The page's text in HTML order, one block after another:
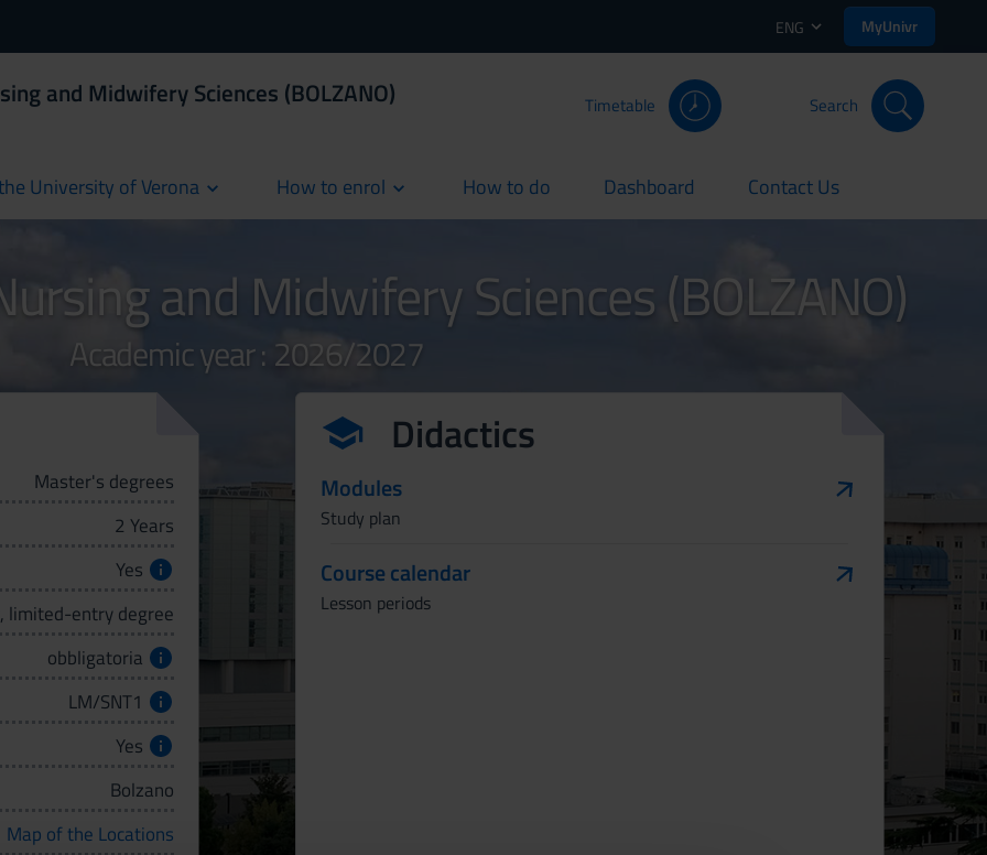
ENG MyUnivr
and Midwifery Sciences (BOLZANO) Timetable Search
University of Verona How to enrol How to do
current Dashboard
current Contact Us
current
and Midwifery Sciences (BOLZANO)
Academic year : 2026/2027
Master's degrees
2 Years
Yes
limited-entry degree
obbligatoria
LM/SNT1
Yes
Bolzano
Map of the Locations
Didactics
Modules
Study plan
Course calendar
Lesson periods